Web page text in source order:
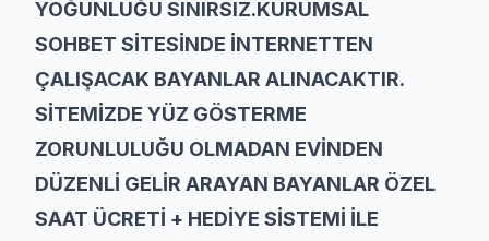
YOĞUNLUĞU SINIRSIZ.KURUMSAL
SOHBET SİTESİNDE İNTERNETTEN
ÇALIŞACAK BAYANLAR ALINACAKTIR.
SİTEMİZDE YÜZ GÖSTERME
ZORUNLULUĞU OLMADAN EVİNDEN
DÜZENLİ GELİR ARAYAN BAYANLAR ÖZEL
SAAT ÜCRETİ + HEDİYE SİSTEMİ İLE